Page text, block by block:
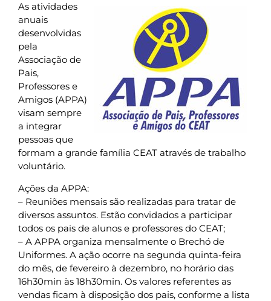
As atividades
anuais
desenvolvidas
pela
Associação de
Pais,
Professores e
Amigos (APPA)
visam sempre
a integrar
pessoas que
formam a grande família CEAT através de trabalho
voluntário.
Ações da APPA:
– Reuniões mensais são realizadas para tratar de
diversos assuntos. Estão convidados a participar
todos os pais de alunos e professores do CEAT;
– A APPA organiza mensalmente o Brechó de
Uniformes. A ação ocorre na segunda quinta-feira
do mês, de fevereiro à dezembro, no horário das
16h30min às 18h30min. Os valores referentes as
vendas ficam à disposição dos pais, conforme a lista